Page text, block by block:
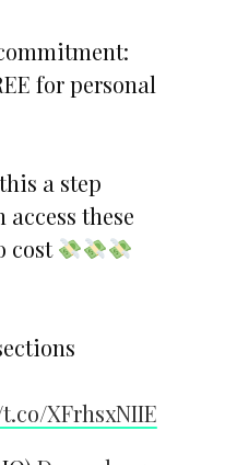
for personal
a step
these
cost
XFrhsxNIIE